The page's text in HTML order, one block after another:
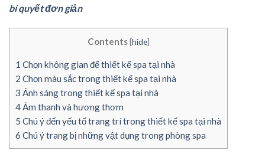
bí quyết đơn giản
Contents [hide]
1 Chọn không gian để thiết kế spa tại nhà
2 Chọn màu sắc trong thiết kế spa tại nhà
3 Ánh sáng trong thiết kế spa tại nhà
4Âm thanh và hương thơm
5 Chú ý đến yếu tố trang trí trong thiết kế spa tại nhà
6 Chú ý trang bị những vật dụng trong phòng spa